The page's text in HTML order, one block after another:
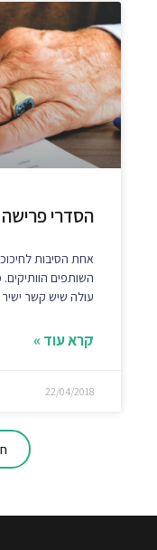
הסדרי פרישה
אחת הסיבות
עולה שיש קשר
קרא עוד »
22/04/2018